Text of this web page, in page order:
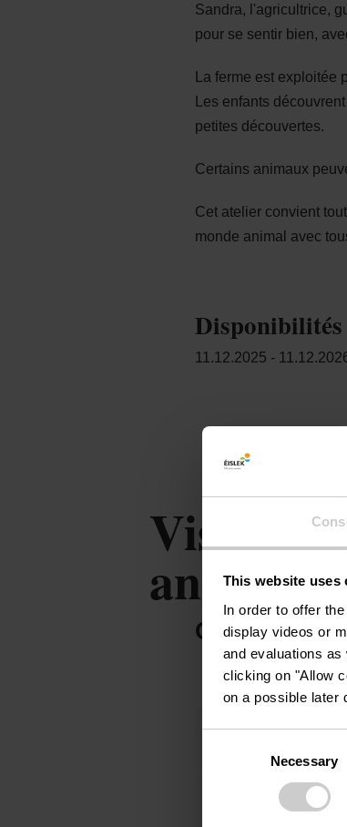
This website uses
In order to offer
display videos or
and evaluations
clicking on "Allow
on a possible later
Necessary
Sandra, l'agricultrice,
pour se sentir bien,
La ferme est exploitée
Les enfants
petites découvertes.
Certains animaux
Cet atelier convient
monde animal avec
Disponibilités
11.12.2025 -
Visite à
animaux
OFFRE DU
Titre